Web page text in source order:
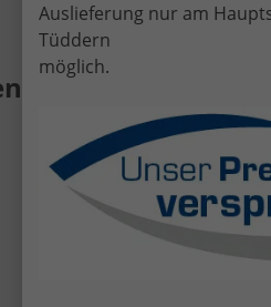
Gebrauchtwagen
Auslieferung nur am
Tüddern
möglich.